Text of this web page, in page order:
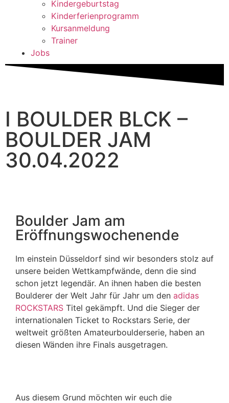
Kindergeburtstag
Kinderferienprogramm
Kursanmeldung
Trainer
Jobs
I BOULDER BLCK –
BOULDER JAM
30.04.2022
Boulder Jam am
Eröffnungswochenende
Im einstein Düsseldorf sind wir besonders stolz auf
unsere beiden Wettkampfwände, denn die sind
schon jetzt legendär. An ihnen haben die besten
Boulderer der Welt Jahr für Jahr um den adidas
ROCKSTARS Titel gekämpft. Und die Sieger der
internationalen Ticket to Rockstars Serie, der
weltweit größten Amateurboulderserie, haben an
diesen Wänden ihre Finals ausgetragen.
Aus diesem Grund möchten wir euch die